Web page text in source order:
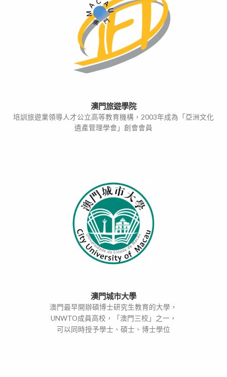
澳門旅遊學院
培訓旅遊業領導人才公立高等教育機構，2003年成為「亞洲文化
遺產管理學會」創會會員
澳門城市大學
澳門最早開辦碩博士研究生教育的大學，
UNWTO成員高校，「澳門三校」之一，
可以同時授予學士、碩士、博士學位